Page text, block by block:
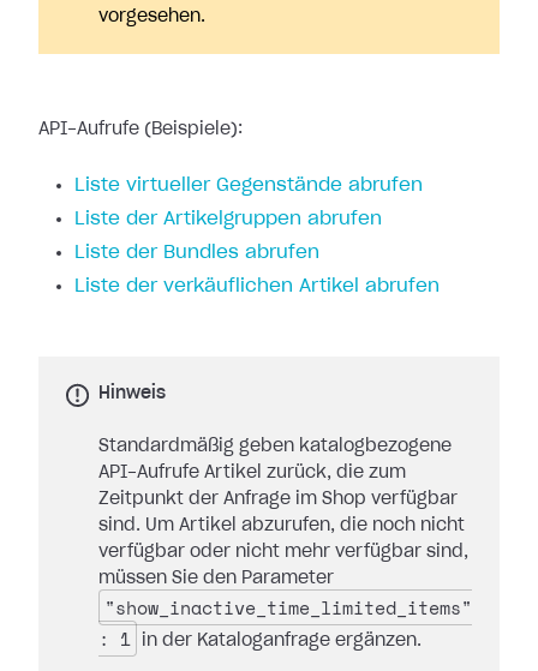
vorgesehen.
API-Aufrufe (Beispiele):
Liste virtueller Gegenstände abrufen
Liste der Artikelgruppen abrufen
Liste der Bundles abrufen
Liste der verkäuflichen Artikel abrufen
Hinweis
Standardmäßig geben katalogbezogene
API-Aufrufe Artikel zurück, die zum
Zeitpunkt der Anfrage im Shop verfügbar
sind. Um Artikel abzurufen, die noch nicht
verfügbar oder nicht mehr verfügbar sind,
müssen Sie den Parameter
"show_inactive_time_limited_items"
: 1
in der Kataloganfrage ergänzen.